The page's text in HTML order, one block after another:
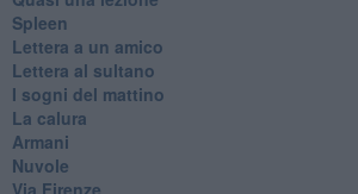
Spleen
Lettera a un amico
Lettera al sultano
I sogni del mattino
La calura
Armani
Nuvole
Via Firenze